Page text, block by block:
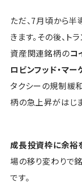
ただ、7月頃から
きます。その後、
資産関連銘柄のコ
ロビンフッド・マー
タクシーの規制緩
柄の急上昇がはじ
成長投資枠に余裕
場の移り変わりで
です。